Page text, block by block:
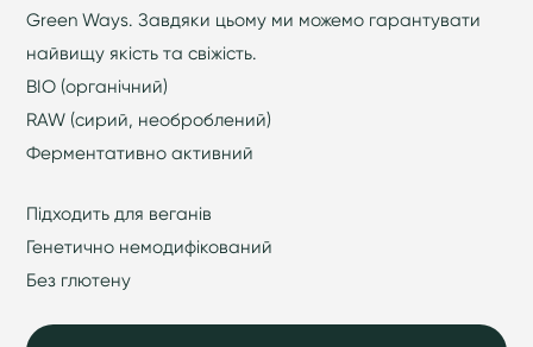
Green Ways. Завдяки цьому ми можемо гарантувати
найвищу якість та свіжість.
BIO (органічний)
RAW (сирий, необроблений)
Ферментативно активний
Підходить для веганів
Генетично немодифікований
Без глютену